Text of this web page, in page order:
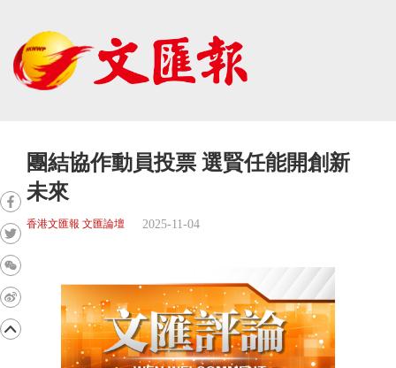
團結協作動員投票 選賢任能開創新
未來
香港文匯報 文匯論壇 2025-11-04